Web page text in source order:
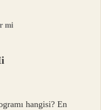
mi
hangisi? En